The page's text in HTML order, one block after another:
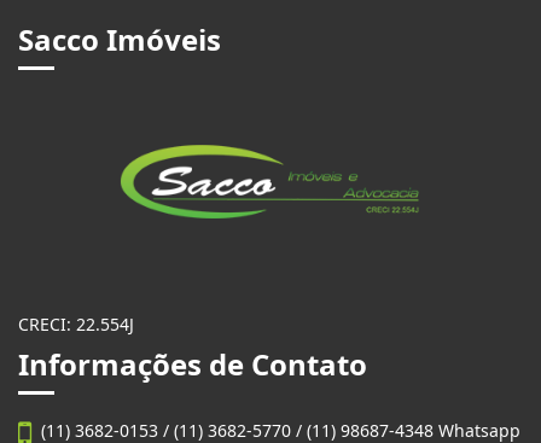
Sacco Imóveis
CRECI: 22.554J
Informações de Contato
(11) 3682-0153 / (11) 3682-5770 / (11) 98687-4348 Whatsapp